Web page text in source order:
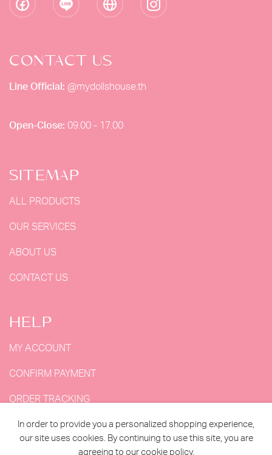
CONTACT US
Line Official: @mydollshouse.th
Open-Close: 09.00 - 17.00
SITEMAP
ALL PRODUCTS
OUR SERVICES
ABOUT US
CONTACT US
HELP
MY ACCOUNT
CONFIRM PAYMENT
ORDER TRACKING
MY ORDERS
In order to provide you a personalized shopping experience,
our site uses cookies. By continuing to use this site, you are
agreeing to our cookie policy.